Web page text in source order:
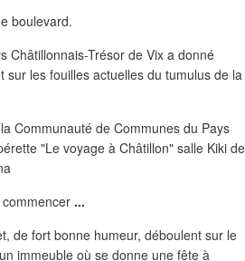
boulevard.
Châtillonnais-Trésor de Vix a donné
les fouilles actuelles du tumulus de la
...
de fort bonne humeur, déboulent sur le
immeuble où se donne une fête à